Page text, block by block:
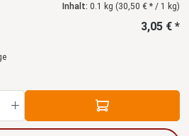
Inhalt: 0.1 kg (30,50 € * / 1 kg)
3,05 € *
den gewünschten Wert